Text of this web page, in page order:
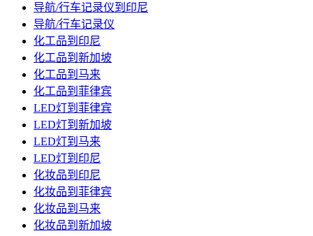
导航/行车记录仪到印尼
导航/行车记录仪
化工品到印尼
化工品到新加坡
化工品到马来
化工品到菲律宾
LED灯到菲律宾
LED灯到新加坡
LED灯到马来
LED灯到印尼
化妆品到印尼
化妆品到菲律宾
化妆品到马来
化妆品到新加坡